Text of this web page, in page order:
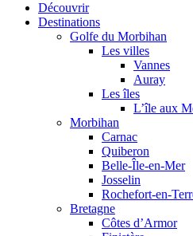
Découvrir
Destinations
Golfe du Morbihan
Les villes
Vannes
Auray
Les îles
L’île aux
Morbihan
Carnac
Quiberon
Belle-Île-en-Mer
Josselin
Rochefort-en-
Bretagne
Côtes d’Armor